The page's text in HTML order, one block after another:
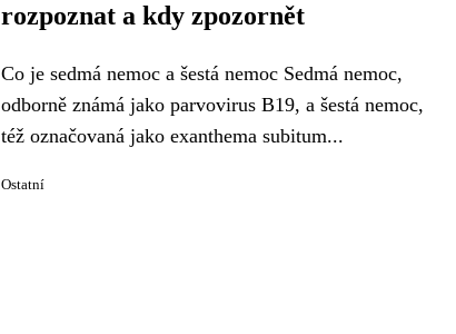
rozpoznat a kdy zpozornět
Co je sedmá nemoc a šestá nemoc Sedmá nemoc,
odborně známá jako parvovirus B19, a šestá nemoc,
též označovaná jako exanthema subitum...
Ostatní